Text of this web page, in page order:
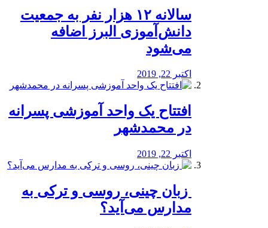
️سالانه ۱۲ هزار نفر به جمعیت
دانش‌آموزی البرز اضافه
می‌شود
اکتبر 22, 2019
افتتاح یک واحد آموزشی پسرانه
در محمدشهر
اکتبر 22, 2019
️ زبان چینی، روسی و ترکی به
مدارس می‌آید؟